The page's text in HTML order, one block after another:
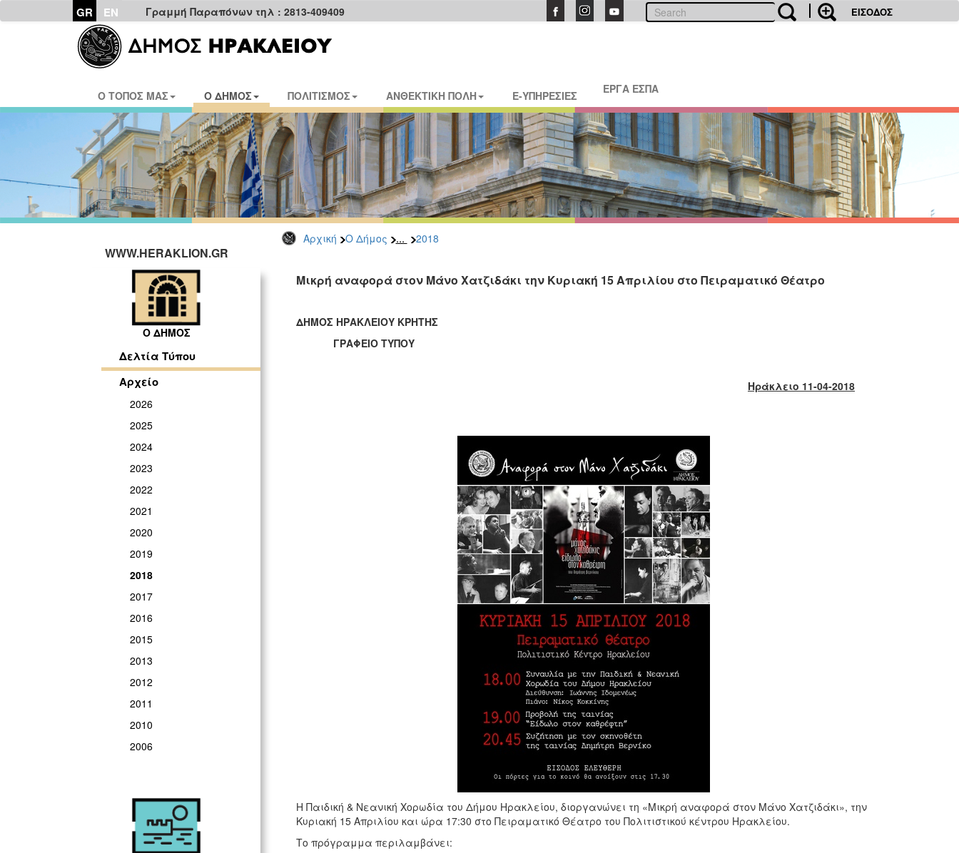
GR EN Γραμμή Παραπόνων τηλ : 2813-409409 ΕΙΣΟΔΟΣ
Ο ΤΟΠΟΣ ΜΑΣ Ο ΔΗΜΟΣ ΠΟΛΙΤΙΣΜΟΣ ΑΝΘΕΚΤΙΚΗ ΠΟΛΗ E-ΥΠΗΡΕΣΙΕΣ ΕΡΓΑ ΕΣΠΑ
Αρχική Ο Δήμος ... 2018
WWW.HERAKLION.GR
Ο ΔΗΜΟΣ
Δελτία Τύπου
Αρχείο
2026
2025
2024
2023
2022
2021
2020
2019
2018
2017
2016
2015
2013
2012
2011
2010
2006
Μικρή αναφορά στον Μάνο Χατζιδάκι την Κυριακή 15 Απριλίου στο Πειραματικό Θέατρο
ΔΗΜΟΣ ΗΡΑΚΛΕΙΟΥ ΚΡΗΤΗΣ
ΓΡΑΦΕΙΟ ΤΥΠΟΥ
Ηράκλειο 11-04-2018
Η Παιδική & Νεανική Χορωδία του Δήμου Ηρακλείου, διοργανώνει τη «Μικρή αναφορά στον Μάνο Χατζιδάκι», την
Κυριακή 15 Απριλίου και ώρα 17:30 στο Πειραματικό Θέατρο του Πολιτιστικού κέντρου Ηρακλείου.
Το πρόγραμμα περιλαμβάνει: